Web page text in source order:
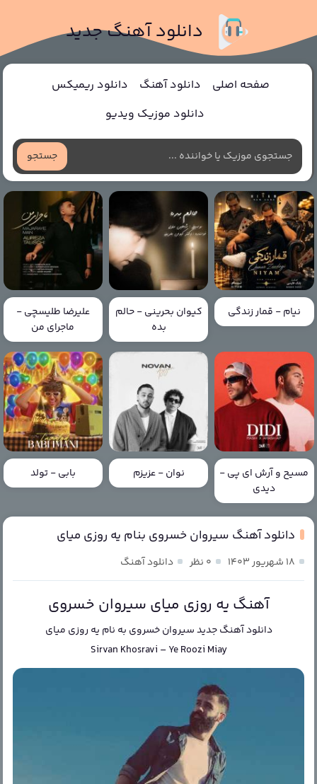
دانلود آهنگ جدید
صفحه اصلی دانلود آهنگ
دانلود ریمیکس
دانلود موزیک ویدیو
جستجو
نیام - قمار زندگی
کیوان بحرینی - حالم
بده
علیرضا طلیسچی -
ماجرای من
مسیح و آرش ای پی -
دیدی
نوان - عزیزم بابی - تولد
دانلود آهنگ سیروان خسروی بنام یه روزی میای
۱۸ شهریور ۱۴۰۳ ۰ نظر دانلود آهنگ
آهنگ یه روزی میای سیروان خسروی
دانلود آهنگ جدیدسیروان خسروی به نام یه روزی میای
Sirvan Khosravi –Ye Roozi Miay